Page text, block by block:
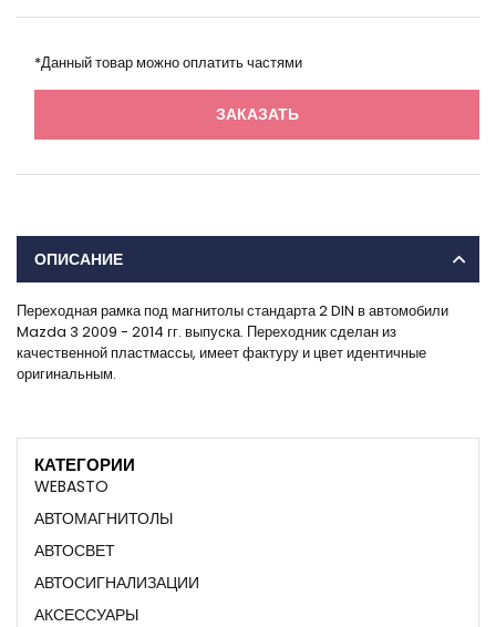
*Данный товар можно оплатить частями
ЗАКАЗАТЬ
ОПИСАНИЕ
Переходная рамка под магнитолы стандарта 2 DIN в автомобили
Mazda 3 2009 - 2014 гг. выпуска. Переходник сделан из
качественной пластмассы, имеет фактуру и цвет идентичные
оригинальным.
КАТЕГОРИИ
WEBASTO
АВТОМАГНИТОЛЫ
АВТОСВЕТ
АВТОСИГНАЛИЗАЦИИ
АКСЕССУАРЫ